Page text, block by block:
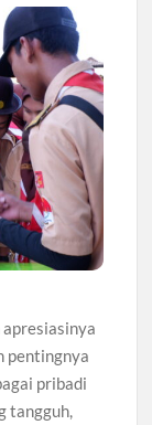
pentingnya
pribadi
tangguh,